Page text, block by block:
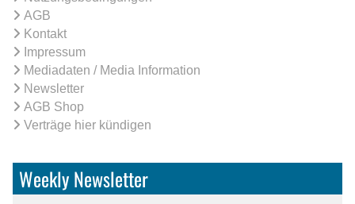
AGB
Kontakt
Impressum
Mediadaten / Media Information
Newsletter
AGB Shop
Verträge hier kündigen
Weekly Newsletter